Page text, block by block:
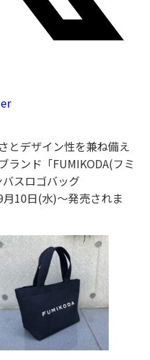
とデザイン性を兼ね備え
ランド「FUMIKODA(フミ
スロゴバッグ
月10日(水)〜発売されま